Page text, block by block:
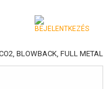
BLOWBACK, FULL METAL